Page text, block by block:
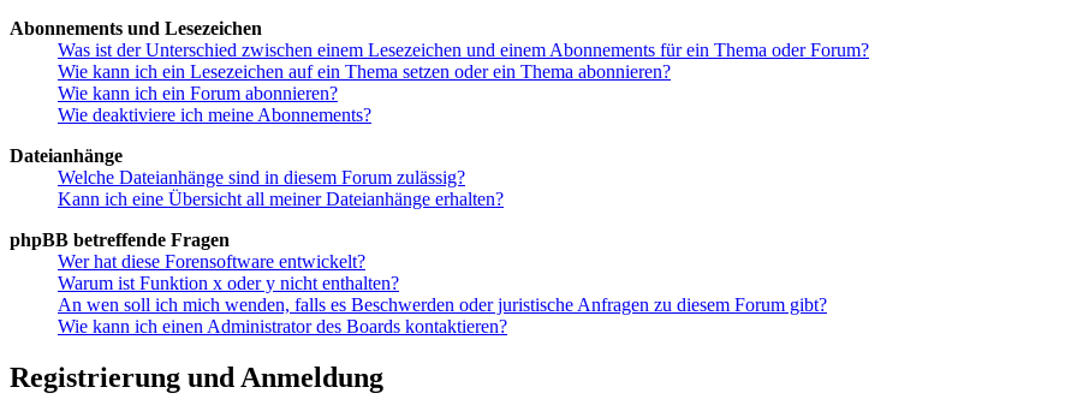
Abonnements und Lesezeichen
Was ist der Unterschied zwischen einem Lesezeichen und einem Abonnements für ein Thema oder Forum?
Wie kann ich ein Lesezeichen auf ein Thema setzen oder ein Thema abonnieren?
Wie kann ich ein Forum abonnieren?
Wie deaktiviere ich meine Abonnements?
Dateianhänge
Welche Dateianhänge sind in diesem Forum zulässig?
Kann ich eine Übersicht all meiner Dateianhänge erhalten?
phpBB betreffende Fragen
Wer hat diese Forensoftware entwickelt?
Warum ist Funktion x oder y nicht enthalten?
An wen soll ich mich wenden, falls es Beschwerden oder juristische Anfragen zu diesem Forum gibt?
Wie kann ich einen Administrator des Boards kontaktieren?
Registrierung und Anmeldung